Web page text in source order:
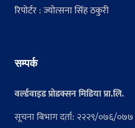
रिपोर्टर : ज्योत्सना सिंह ठकुरी
सम्पर्क
वर्ल्डवाइड प्रोडक्सन मिडिया प्रा.लि.
सूचना बिभाग दर्ता: २२२९/०७६/०७७